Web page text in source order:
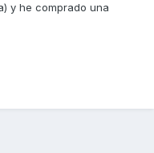
y he comprado una